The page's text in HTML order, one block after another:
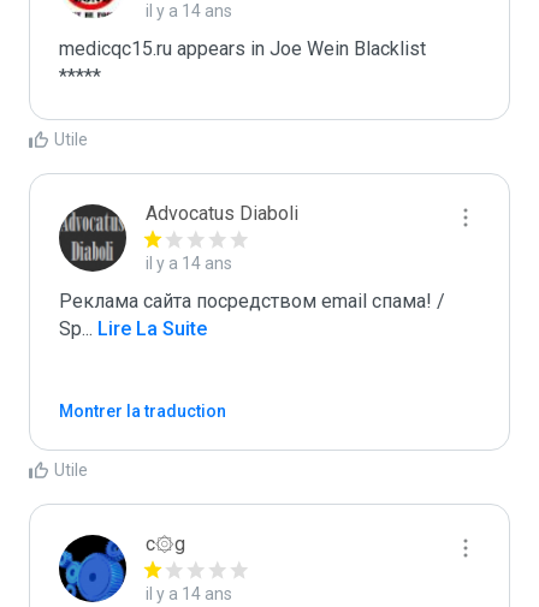
il y a 14 ans
medicqc15.ru appears in Joe Wein Blacklist
*****
Utile
Advocatus Diaboli
il y a 14 ans
Реклама сайта посредством email спама! /
Sp... Lire La Suite
Montrer la traduction
Utile
c۞g
il y a 14 ans